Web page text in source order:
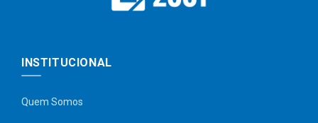
INSTITUCIONAL
Quem Somos